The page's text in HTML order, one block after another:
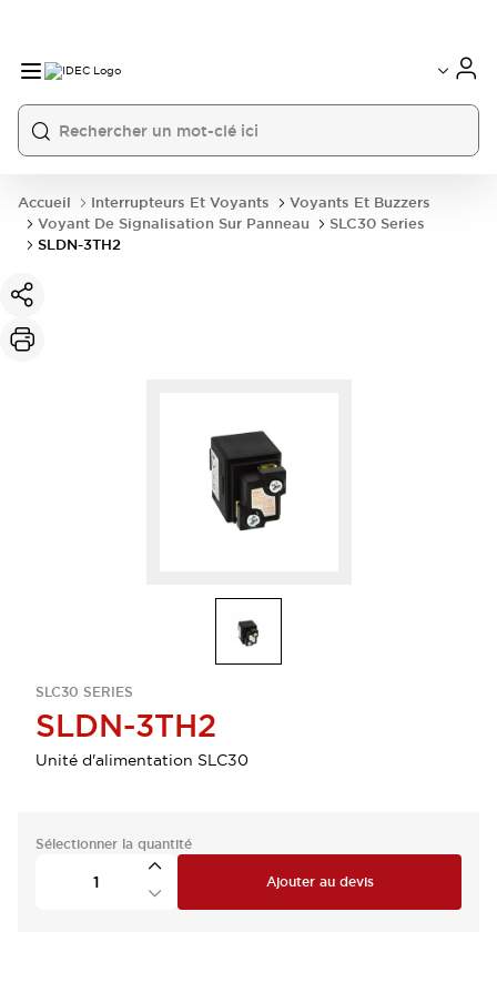
Accueil Interrupteurs Et Voyants
Voyants Et Buzzers
Voyant De Signalisation Sur Panneau
SLC30 Series
SLDN-3TH2
SLC30 SERIES
SLDN-3TH2
Unité d'alimentation SLC30
Sélectionner la quantité
Ajouter au devis